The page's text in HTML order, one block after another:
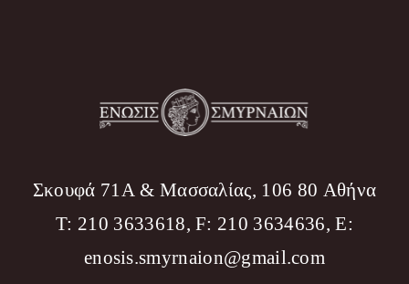
Σκουφά 71Α & Μασσαλίας, 106 80 Αθήνα
T: 210 3633618, F: 210 3634636, Ε:
enosis.smyrnaion@gmail.com